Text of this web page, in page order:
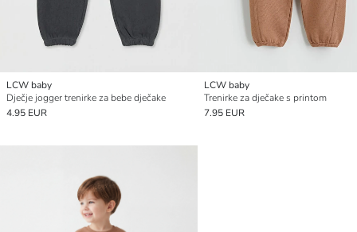
LCW baby
Dječje jogger trenirke za bebe dječake
4.95 EUR
LCW baby
Trenirke za dječake s printom
7.95 EUR